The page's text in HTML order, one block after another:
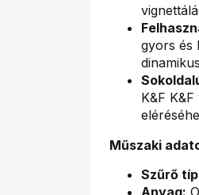
gyors és
K&F
Műszaki
Szűrő
Anyag: